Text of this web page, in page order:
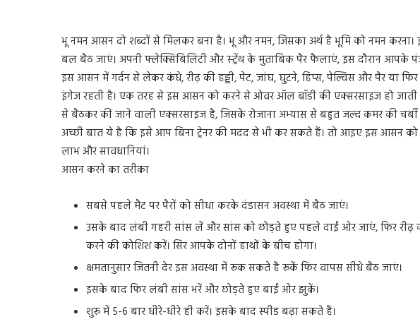
भू नमन आसन दो शब्दों से मिलकर बना है। भू और नमन, जिसका अर्थ है भूमि को नमन
बल बैठ जाएं। अपनी फ्लेक्सिबिलिटी और स्ट्रेंथ के मुताबिक पैर फैलाएं, इस दौरान आपके
इस आसन में गर्दन से लेकर कंधे, रीढ़ की हड्डी, पेट, जांघ, घुटने, हिप्स, पेल्विस और पैर या
इंगेज रहती है। एक तरह से इस आसन को करने से ओवर ऑल बॉडी की एक्सरसाइज हो
से बैठकर की जाने वाली एक्सरसाइज है, जिसके रोजाना अभ्यास से बहुत जल्द कमर की
अच्छी बात ये है कि इसे आप बिना ट्रेनर की मदद से भी कर सकते हैं। तो आइए इस आसन
लाभ और सावधानियां।
आसन करने का तरीका
सबसे पहले मैट पर पैरों को सीधा करके दंडासन अवस्था में बैठ जाएं।
उसके बाद लंबी गहरी सांस लें और सांस को छोड़ते हुए पहले दाईं ओर जाएं, फिर रीढ़
करने की कोशिश करें। सिर आपके दोनों हाथों के बीच होगा।
क्षमतानुसार जितनी देर इस अवस्था में रूक सकते हैं रूकें फिर वापस सीधे बैठ जाएं।
इसके बाद फिर लंबी सांस भरें और छोड़ते हुए बाईं ओर झुकें।
शुरू में 5-6 बार धीरे-धीरे ही करें। इसके बाद स्पीड बढ़ा सकते हैं।